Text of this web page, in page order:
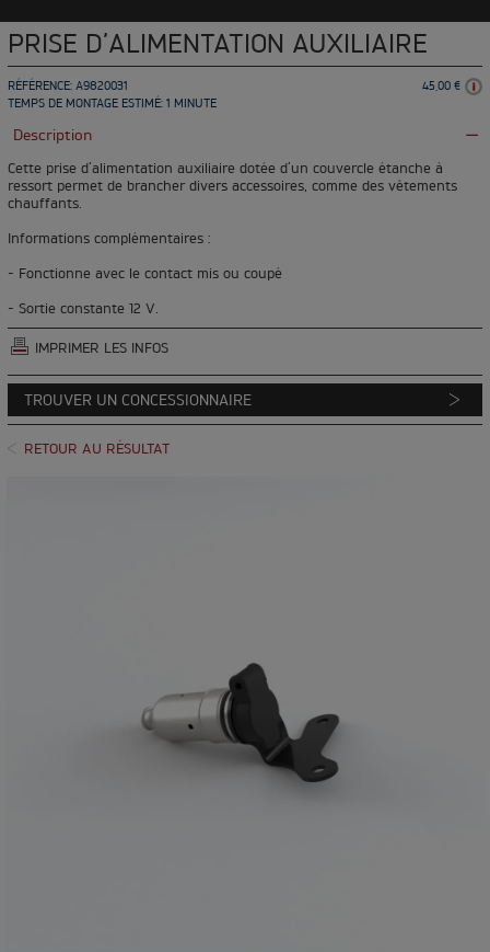
PRISE D’ALIMENTATION AUXILIAIRE
RÉFÉRENCE: A9820031
45,00 €
TEMPS DE MONTAGE ESTIMÉ: 1 MINUTE
Description
Cette prise d’alimentation auxiliaire dotée d’un couvercle étanche à
ressort permet de brancher divers accessoires, comme des vêtements
chauffants.
Informations complémentaires :
- Fonctionne avec le contact mis ou coupé
- Sortie constante 12 V.
IMPRIMER LES INFOS
TROUVER UN CONCESSIONNAIRE
RETOUR AU RÉSULTAT